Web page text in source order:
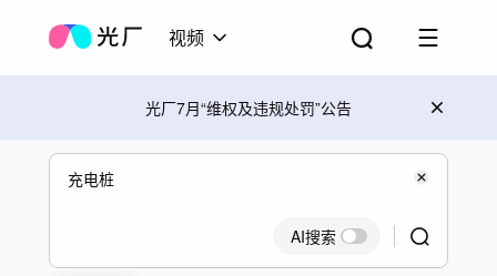
视频
光厂7月“维权及违规处罚”公告
AI搜索